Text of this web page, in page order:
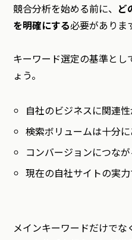
競合分析を始める前に、 ど
を明確にする必要がありま
キーワード選定の基準とし
ょう。
自社のビジネスに関連
検索ボリュームは十分
コンバージョンにつな
現在の自社サイトの実
メインキーワードだけで